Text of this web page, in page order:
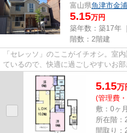
富山県魚津市金
5.15万円
築年数：築17年
階数：2階建
「セレッソ」のここがイチオシ。室
ているので、快適に過ごしやすいお
付きの物件です。こちらのお...
5.15万
(管理費
敷：0ヶ
所在階：
間取り：